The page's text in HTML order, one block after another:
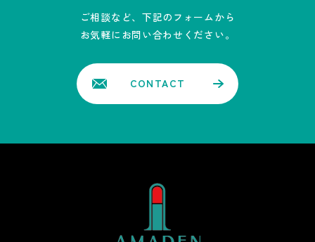
ご相談など、下記のフォームから
お気軽にお問い合わせください。
CONTACT